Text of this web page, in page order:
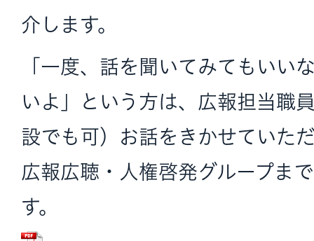
介します。
「一度、話を聞いてみてもいい
いよ」という方は、広報担当職
設でも可）お話をきかせていた
広報広聴・人権啓発グループま
す。